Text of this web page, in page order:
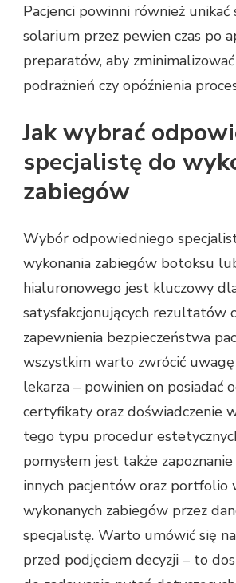
Pacjenci powinni również unikać
solarium przez pewien czas po
preparatów, aby
podrażnień czy opóźnienia
Jak wybrać
specjalistę do
zabiegów
Wybór odpowiedniego
wykonania zabiegów botoksu
hialuronowego jest kluczowy
satysfakcjonujących rezultatów
zapewnienia bezpieczeństwa
wszystkim warto zwrócić
lekarza – powinien on posiadać
certyfikaty oraz doświadczenie
tego typu procedur
pomysłem jest także
innych pacjentów oraz portfolio
wykonanych zabiegów przez
specjalistę. Warto umówić się
przed podjęciem decyzji – to